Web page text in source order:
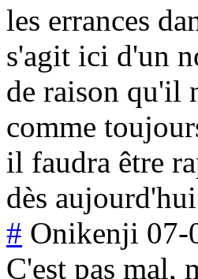
les errances
s'agit ici d'un
de raison qu'il
comme
il faudra être
dès
# Onikenji 07-
C'est pas mal,